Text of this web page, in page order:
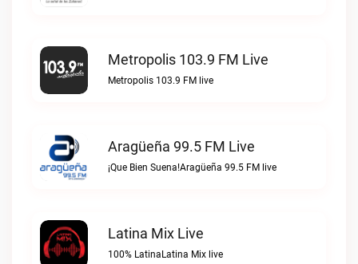
Metropolis 103.9 FM Live
Metropolis 103.9 FM live
Aragüeña 99.5 FM Live
¡Que Bien Suena!Aragüeña 99.5 FM live
Latina Mix Live
100% LatinaLatina Mix live